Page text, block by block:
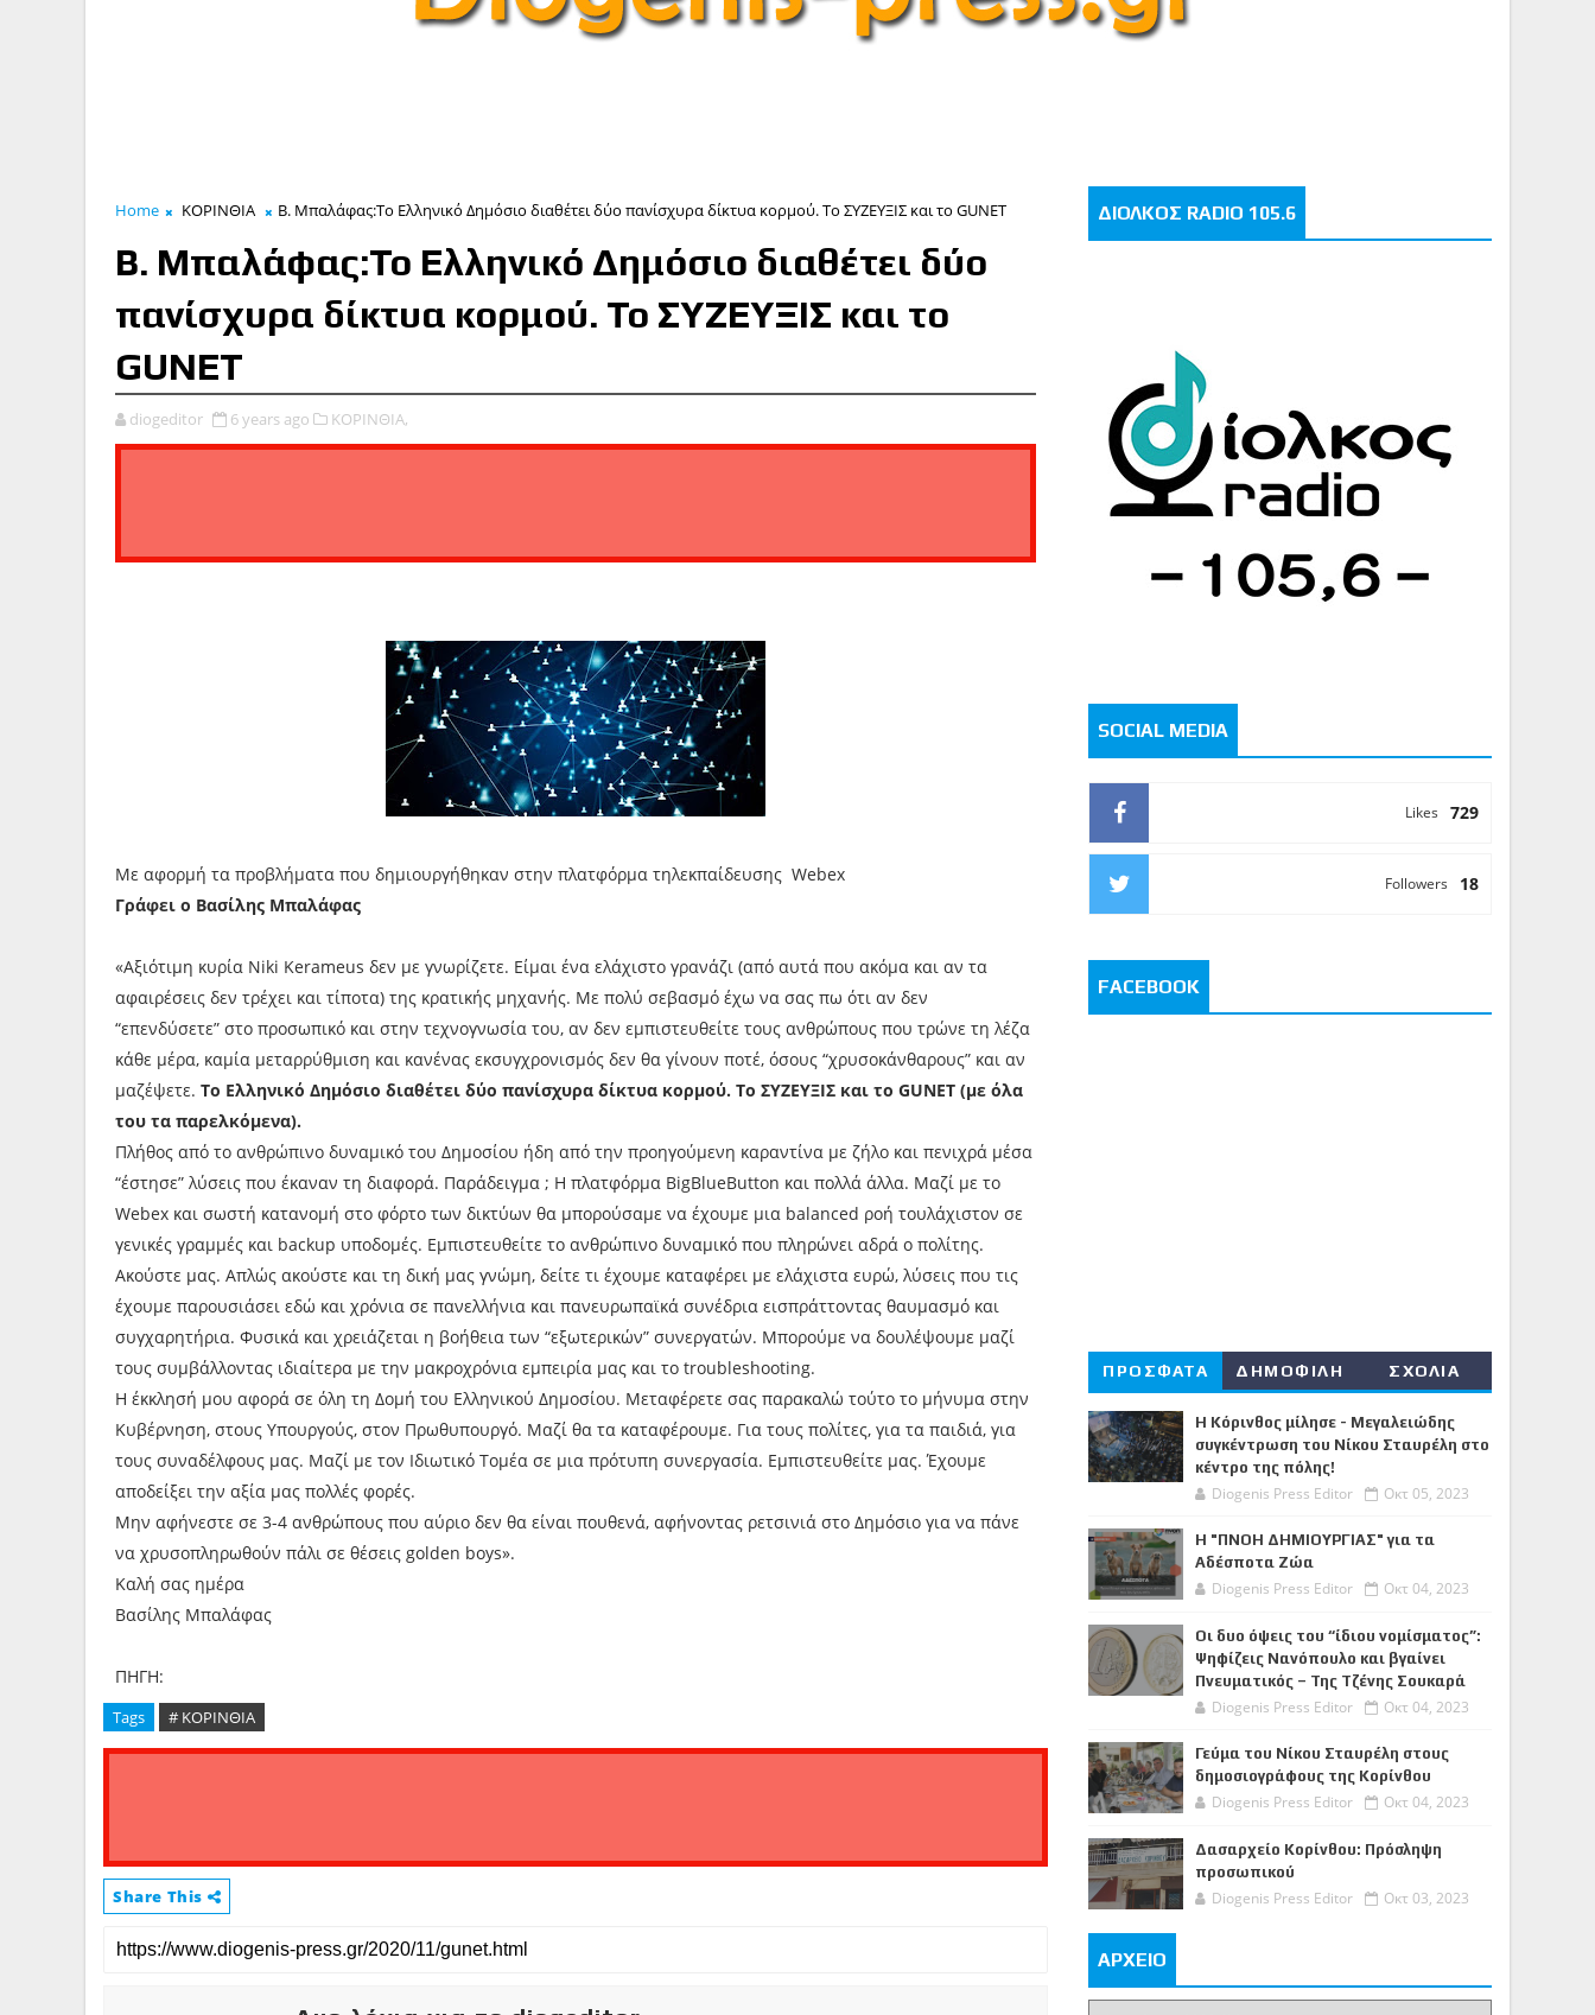
Home ΚΟΡΙΝΘΙΑ Β. Μπαλάφας:Το Ελληνικό Δημόσιο διαθέτει δύο πανίσχυρα δίκτυα κορμού. Το ΣΥΖΕΥΞΙΣ και το GUNET
Β. Μπαλάφας:Το Ελληνικό Δημόσιο διαθέτει δύο
πανίσχυρα δίκτυα κορμού. Το ΣΥΖΕΥΞΙΣ και το
GUNET
diogeditor 6 years ago ΚΟΡΙΝΘΙΑ,
Με αφορμή τα προβλήματα που δημιουργήθηκαν στην πλατφόρμα τηλεκπαίδευσης Webex
Γράφει ο Βασίλης Μπαλάφας
«Αξιότιμη κυρία Niki Kerameus δεν με γνωρίζετε. Είμαι ένα ελάχιστο γρανάζι (από αυτά που ακόμα και αν τα
αφαιρέσεις δεν τρέχει και τίποτα) της κρατικής μηχανής. Με πολύ σεβασμό έχω να σας πω ότι αν δεν
“επενδύσετε” στο προσωπικό και στην τεχνογνωσία του, αν δεν εμπιστευθείτε τους ανθρώπους που τρώνε τη λέζα
κάθε μέρα, καμία μεταρρύθμιση και κανένας εκσυγχρονισμός δεν θα γίνουν ποτέ, όσους “χρυσοκάνθαρους” και αν
μαζέψετε. Το Ελληνικό Δημόσιο διαθέτει δύο πανίσχυρα δίκτυα κορμού. Το ΣΥΖΕΥΞΙΣ και το GUNET (με όλα
του τα παρελκόμενα).
Πλήθος από το ανθρώπινο δυναμικό του Δημοσίου ήδη από την προηγούμενη καραντίνα με ζήλο και πενιχρά μέσα
“έστησε” λύσεις που έκαναν τη διαφορά. Παράδειγμα ; Η πλατφόρμα BigBlueButton και πολλά άλλα. Μαζί με το
Webex και σωστή κατανομή στο φόρτο των δικτύων θα μπορούσαμε να έχουμε μια balanced ροή τουλάχιστον σε
γενικές γραμμές και backup υποδομές. Εμπιστευθείτε το ανθρώπινο δυναμικό που πληρώνει αδρά ο πολίτης.
Ακούστε μας. Απλώς ακούστε και τη δική μας γνώμη, δείτε τι έχουμε καταφέρει με ελάχιστα ευρώ, λύσεις που τις
έχουμε παρουσιάσει εδώ και χρόνια σε πανελλήνια και πανευρωπαϊκά συνέδρια εισπράττοντας θαυμασμό και
συγχαρητήρια. Φυσικά και χρειάζεται η βοήθεια των “εξωτερικών” συνεργατών. Μπορούμε να δουλέψουμε μαζί
τους συμβάλλοντας ιδιαίτερα με την μακροχρόνια εμπειρία μας και το troubleshooting.
Η έκκλησή μου αφορά σε όλη τη Δομή του Ελληνικού Δημοσίου. Μεταφέρετε σας παρακαλώ τούτο το μήνυμα στην
Κυβέρνηση, στους Υπουργούς, στον Πρωθυπουργό. Μαζί θα τα καταφέρουμε. Για τους πολίτες, για τα παιδιά, για
τους συναδέλφους μας. Μαζί με τον Ιδιωτικό Τομέα σε μια πρότυπη συνεργασία. Εμπιστευθείτε μας. Έχουμε
αποδείξει την αξία μας πολλές φορές.
Μην αφήνεστε σε 3-4 ανθρώπους που αύριο δεν θα είναι πουθενά, αφήνοντας ρετσινιά στο Δημόσιο για να πάνε
να χρυσοπληρωθούν πάλι σε θέσεις golden boys».
Καλή σας ημέρα
Βασίλης Μπαλάφας
ΠΗΓΗ:
Tags # ΚΟΡΙΝΘΙΑ
Share This
ΔΙΟΛΚΟΣ RADIO 105.6
SOCIAL MEDIA
729
Likes
18
Followers
FACEBOOK
ΠΡΟΣΦΑΤΑ ΔΗΜΟΦΙΛΗ ΣΧΟΛΙΑ
Η Κόρινθος μίλησε - Μεγαλειώδης
συγκέντρωση του Νίκου Σταυρέλη στο
κέντρο της πόλης!
Diogenis Press Editor Οκτ 05, 2023
Η "ΠΝΟΗ ΔΗΜΙΟΥΡΓΙΑΣ" για τα
Αδέσποτα Ζώα
Diogenis Press Editor Οκτ 04, 2023
Οι δυο όψεις του “ίδιου νομίσματος”:
Ψηφίζεις Νανόπουλο και βγαίνει
Πνευματικός – Της Τζένης Σουκαρά
Diogenis Press Editor Οκτ 04, 2023
Γεύμα του Νίκου Σταυρέλη στους
δημοσιογράφους της Κορίνθου
Diogenis Press Editor Οκτ 04, 2023
Δασαρχείο Κορίνθου: Πρόσληψη
προσωπικού
Diogenis Press Editor Οκτ 03, 2023
ΑΡΧΕΙΟ